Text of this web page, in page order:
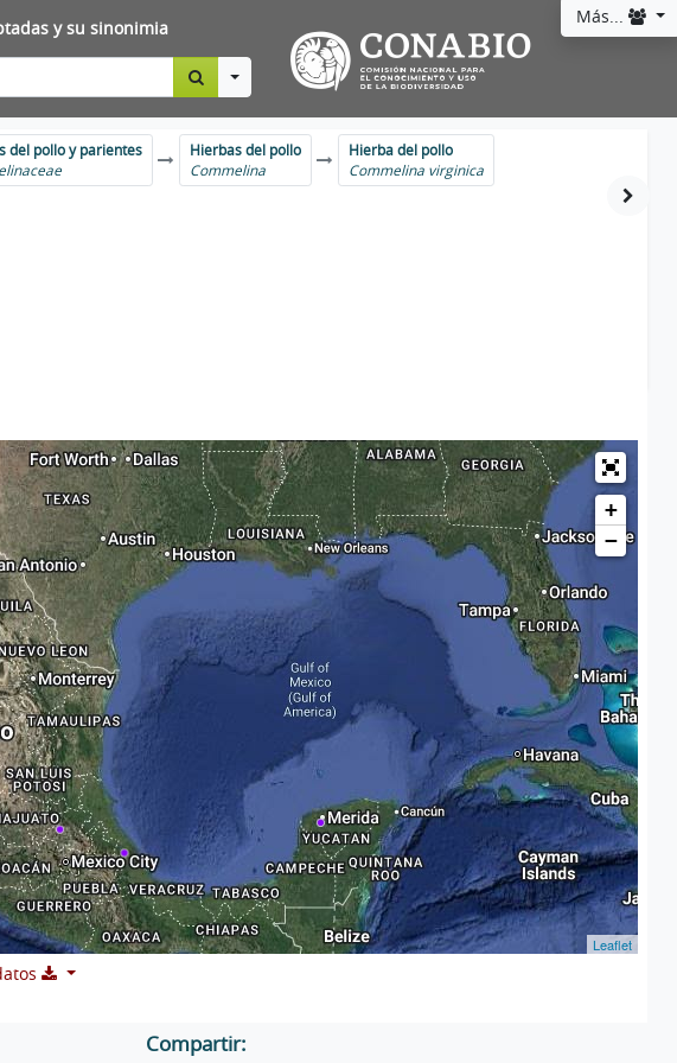
Más...
y su sinonimia
Toggle Dropdown
del pollo y parientes
Hierbas del pollo
Commelina
Hierba del pollo
Commelina virginica
+
−
Leaflet
Compartir: